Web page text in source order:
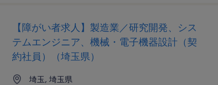
【障がい者求人】製造業／研究開発、シス
テムエンジニア、機械・電子機器設計（契
約社員）（埼玉県）
埼玉, 埼玉県